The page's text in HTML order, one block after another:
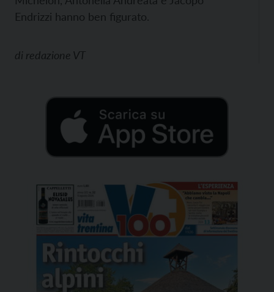
Endrizzi hanno ben figurato.
di redazione VT